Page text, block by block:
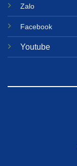
Zalo
Facebook
Youtube